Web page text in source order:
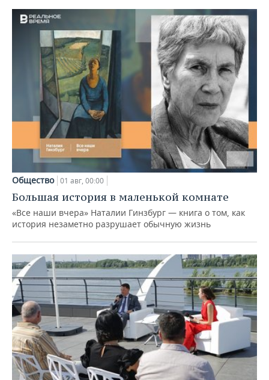
Общество 01 авг, 00:00
Большая история в маленькой комнате
«Все наши вчера» Наталии Гинзбург — книга о том, как
история незаметно разрушает обычную жизнь